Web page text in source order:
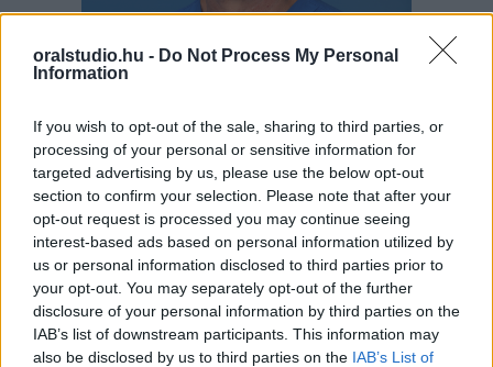
oralstudio.hu - Do Not Process My Personal
Information
If you wish to opt-out of the sale, sharing to third parties, or
processing of your personal or sensitive information for
targeted advertising by us, please use the below opt-out
section to confirm your selection. Please note that after your
opt-out request is processed you may continue seeing
interest-based ads based on personal information utilized by
us or personal information disclosed to third parties prior to
your opt-out. You may separately opt-out of the further
disclosure of your personal information by third parties on the
IAB’s list of downstream participants. This information may
also be disclosed by us to third parties on the IAB’s List of
DR. PATAKI TIBOR
Aneszteziológus, intenzív terápiás szakorvos